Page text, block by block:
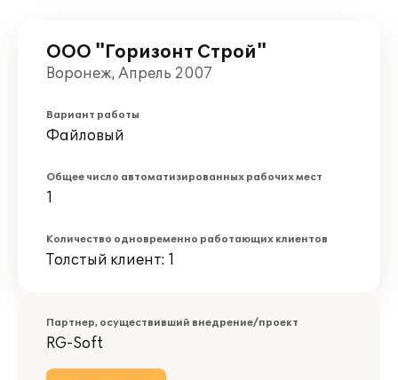
ООО "Горизонт Строй"
Воронеж, Апрель 2007
Вариант работы
Файловый
Общее число автоматизированных рабочих мест
1
Количество одновременно работающих клиентов
Толстый клиент: 1
Партнер, осуществивший внедрение/проект
RG-Soft